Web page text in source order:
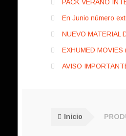
PACK VERANO
En Junio número
NUEVO MATERIAL
EXHUMED
AVISO
Inicio